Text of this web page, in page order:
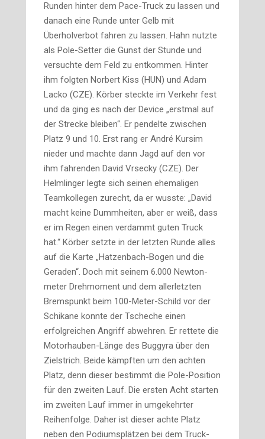
Runden hinter dem Pace-Truck zu lassen und
danach eine Runde unter Gelb mit
Überholverbot fahren zu lassen. Hahn nutzte
als Pole-Setter die Gunst der Stunde und
versuchte dem Feld zu entkommen. Hinter
ihm folgten Norbert Kiss (HUN) und Adam
Lacko (CZE). Körber steckte im Verkehr fest
und da ging es nach der Device „erstmal auf
der Strecke bleiben“. Er pendelte zwischen
Platz 9 und 10. Erst rang er André Kursim
nieder und machte dann Jagd auf den vor
ihm fahrenden David Vrsecky (CZE). Der
Helmlinger legte sich seinen ehemaligen
Teamkollegen zurecht, da er wusste: „David
macht keine Dummheiten, aber er weiß, dass
er im Regen einen verdammt guten Truck
hat.“ Körber setzte in der letzten Runde alles
auf die Karte „Hatzenbach-Bogen und die
Geraden“. Doch mit seinem 6.000 Newton­
meter Drehmoment und dem allerletzten
Bremspunkt beim 100-Meter-Schild vor der
Schikane konnte der Tscheche einen
erfolgreichen Angriff abwehren. Er rettete die
Motorhauben-Länge des Buggyra über den
Zielstrich. Beide kämpften um den achten
Platz, denn dieser bestimmt die Pole-Position
für den zweiten Lauf. Die ersten Acht starten
im zweiten Lauf immer in umgekehrter
Reihenfolge. Daher ist dieser achte Platz
neben den Podiumsplätzen bei dem Truck-